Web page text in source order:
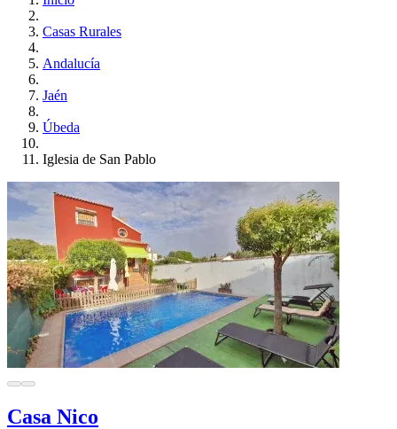
Casas Rurales
Andalucía
Jaén
Úbeda
Iglesia de San Pablo
Casa Nico